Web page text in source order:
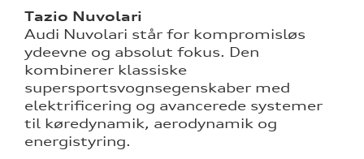
Tazio Nuvolari
Audi Nuvolari står for kompromisløs
ydeevne og absolut fokus. Den
kombinerer klassiske
supersportsvognsegenskaber med
elektrificering og avancerede systemer
til køredynamik, aerodynamik og
energistyring.